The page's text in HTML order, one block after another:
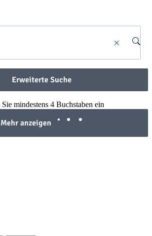
Erweiterte Suche
Sie mindestens 4 Buchstaben ein
Mehr anzeigen